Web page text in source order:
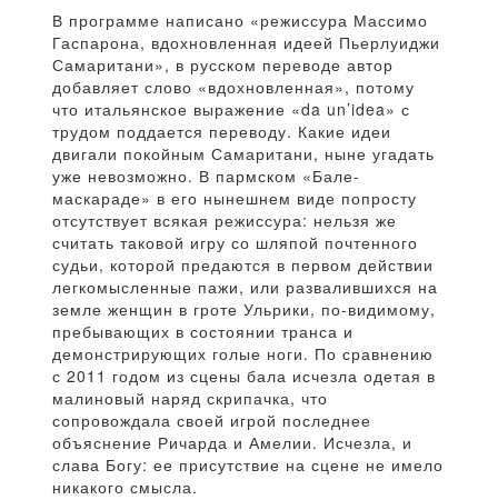
В программе написано «режиссура Массимо
Гаспарона, вдохновленная идеей Пьерлуиджи
Самаритани», в русском переводе автор
добавляет слово «вдохновленная», потому
что итальянское выражение «da un’idea» с
трудом поддается переводу. Какие идеи
двигали покойным Самаритани, ныне угадать
уже невозможно. В пармском «Бале-
маскараде» в его нынешнем виде попросту
отсутствует всякая режиссура: нельзя же
считать таковой игру со шляпой почтенного
судьи, которой предаются в первом действии
легкомысленные пажи, или развалившихся на
земле женщин в гроте Ульрики, по-видимому,
пребывающих в состоянии транса и
демонстрирующих голые ноги. По сравнению
с 2011 годом из сцены бала исчезла одетая в
малиновый наряд скрипачка, что
сопровождала своей игрой последнее
объяснение Ричарда и Амелии. Исчезла, и
слава Богу: ее присутствие на сцене не имело
никакого смысла.